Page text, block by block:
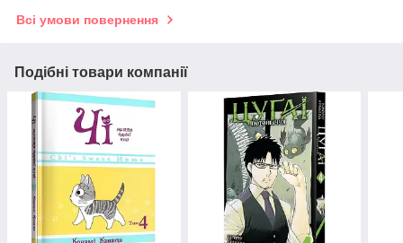
Всі умови повернення
Подібні товари компанії